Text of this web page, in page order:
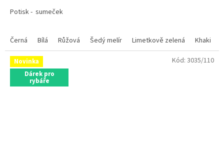
hvězdiček.
Potisk - sumeček
Černá Bílá Růžová Šedý melír Limetkově zelená Khaki
Novinka
Dárek pro
rybáře
Kód: 3035/110